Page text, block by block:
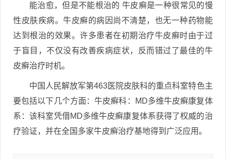
能治愈，但是不能根治的 牛皮癣是一种很常见的慢
性皮肤疾病。牛皮癣的病因尚不清楚，也无一种药物能
达到根治的效果。许多患者在初期治疗牛皮癣时由于过
于盲目，不仅没有改善疾病症状，反而错过了最佳的牛
皮癣治疗时机。
中国人民解放军第463医院皮肤科的重点科室特色主
要包括以下几个方面：牛皮癣科：MD多维牛皮癣康复体
系：该科室凭借MD多维牛皮癣康复体系获得了权威的治
疗验证，并在全国多家牛皮癣治疗基地得到广泛应用。